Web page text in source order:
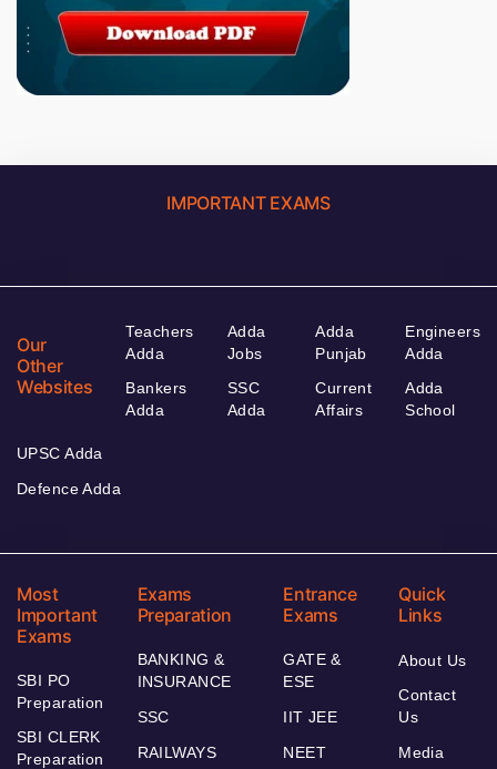
IMPORTANT EXAMS
Our
Other
Websites
Teachers
Adda
Bankers
Adda
Adda
Jobs
SSC
Adda
Adda
Punjab
Current
Affairs
Engineers
Adda
Adda
School
UPSC Adda
Defence Adda
Most
Important
Exams
SBI PO
Preparation
SBI CLERK
Preparation
Exams
Preparation
BANKING &
INSURANCE
SSC
RAILWAYS
Entrance
Exams
GATE &
ESE
IIT JEE
NEET
Quick
Links
About Us
Contact
Us
Media